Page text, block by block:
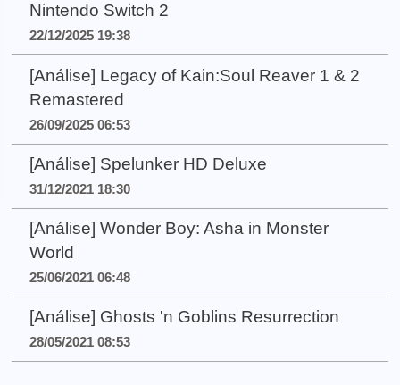
Nintendo Switch 2
22/12/2025 19:38
[Análise] Legacy of Kain:Soul Reaver 1 & 2
Remastered
26/09/2025 06:53
[Análise] Spelunker HD Deluxe
31/12/2021 18:30
[Análise] Wonder Boy: Asha in Monster
World
25/06/2021 06:48
[Análise] Ghosts 'n Goblins Resurrection
28/05/2021 08:53